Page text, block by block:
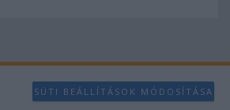
SÜTI BEÁLLÍTÁSOK MÓDOSÍTÁSA